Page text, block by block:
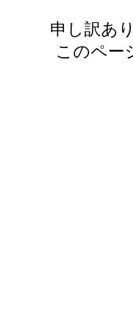
申し訳あり
このページ